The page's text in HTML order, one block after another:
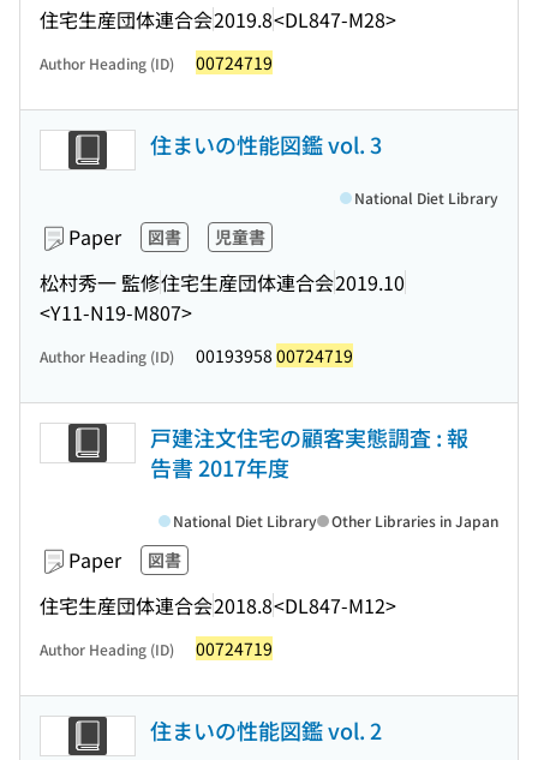
住宅生産団体連合会2019.8<DL847-M28>
Author Heading (ID) 00724719
住まいの性能図鑑 vol. 3
Paper 図書 児童書
松村秀一 監修住宅生産団体連合会2019.10
<Y11-N19-M807>
National Diet Library
Author Heading (ID) 00193958 00724719
戸建注文住宅の顧客実態調査 : 報
告書 2017年度
Paper 図書
住宅生産団体連合会2018.8<DL847-M12>
National Diet Library Other Libraries in Japan
Author Heading (ID) 00724719
住まいの性能図鑑 vol. 2